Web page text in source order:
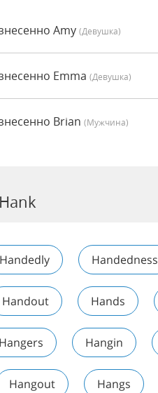
Amy (девушка)
Emma (девушка)
Brian (мужчина)
Handedly Handedness
Handout Hands
Hangers Hangin
Hangout Hangs